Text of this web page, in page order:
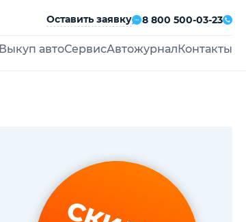
Оставить заявку 8 800 500-03-23
Выкуп автоСервисАвтожурнал Контакты